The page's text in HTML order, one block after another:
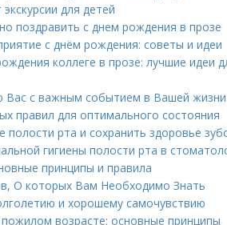
для детей
поздравить с днем рождения в прозе
с днём рождения: советы и идеи
коллеге в прозе: лучшие идеи
Вас с важным событием в Вашей жизни
правил для оптимального состояния
полости рта и сохранить здоровье
гигиены полости рта в
принципы и правила
О которых Вам Необходимо Знать
и хорошему самочувствию
возрасте: основные принципы